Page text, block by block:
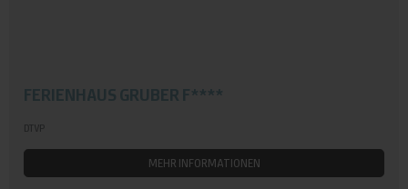
FERIENHAUS GRUBER F****
DTVP
MEHR INFORMATIONEN